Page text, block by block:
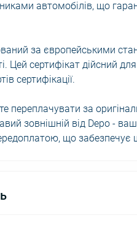
автомобілів, що
за європейськими
Цей сертифікат дійсний
сертифікації.
переплачувати за
зовнішній від Depo -
що забезпечує